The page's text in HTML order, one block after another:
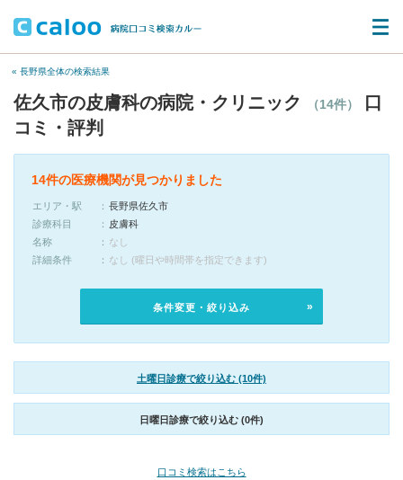
« 長野県全体の検索結果
佐久市の皮膚科の病院・クリニック （14件）
口
コミ・評判
14件の医療機関が見つかりました
エリア・駅
長野県佐久市
診療科目
皮膚科
名称
なし
詳細条件
なし (曜日や時間帯を指定できます)
条件変更・絞り込み
土曜日診療で絞り込む (10件)
日曜日診療で絞り込む (0件)
口コミ検索はこちら